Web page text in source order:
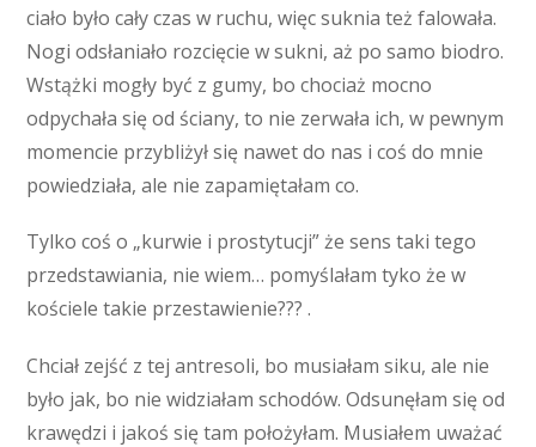
ciało było cały czas w ruchu, więc suknia też falowała.
Nogi odsłaniało rozcięcie w sukni, aż po samo biodro.
Wstążki mogły być z gumy, bo chociaż mocno
odpychała się od ściany, to nie zerwała ich, w pewnym
momencie przybliżył się nawet do nas i coś do mnie
powiedziała, ale nie zapamiętałam co.
Tylko coś o „kurwie i prostytucji” że sens taki tego
przedstawiania, nie wiem… pomyślałam tyko że w
kościele takie przestawienie??? .
Chciał zejść z tej antresoli, bo musiałam siku, ale nie
było jak, bo nie widziałam schodów. Odsunęłam się od
krawędzi i jakoś się tam położyłam. Musiałem uważać